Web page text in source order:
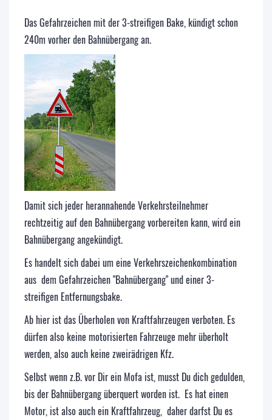
Das Gefahrzeichen mit der 3-streifigen Bake, kündigt schon
240m vorher den Bahnübergang an.
Damit sich jeder herannahende Verkehrsteilnehmer
rechtzeitig auf den Bahnübergang vorbereiten kann, wird ein
Bahnübergang angekündigt.
Es handelt sich dabei um eine Verkehrszeichenkombination
aus dem Gefahrzeichen "Bahnübergang" und einer 3-
streifigen Entfernungsbake.
Ab hier ist das Überholen von Kraftfahrzeugen verboten. Es
dürfen also keine motorisierten Fahrzeuge mehr überholt
werden, also auch keine zweirädrigen Kfz.
Selbst wenn z.B. vor Dir ein Mofa ist, musst Du dich gedulden,
bis der Bahnübergang überquert worden ist. Es hat einen
Motor, ist also auch ein Kraftfahrzeug, daher darfst Du es